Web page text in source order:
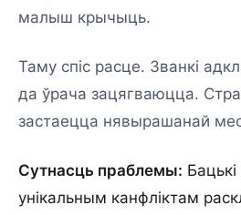
малыш крычыць.
Таму спіс расце. Званкі
да ўрача зацягваюцца.
застаецца нявырашанай
Сутнасць праблемы:
унікальным канфліктам